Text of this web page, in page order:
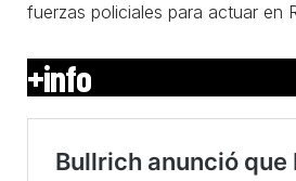
fuerzas policiales para actuar en
+info